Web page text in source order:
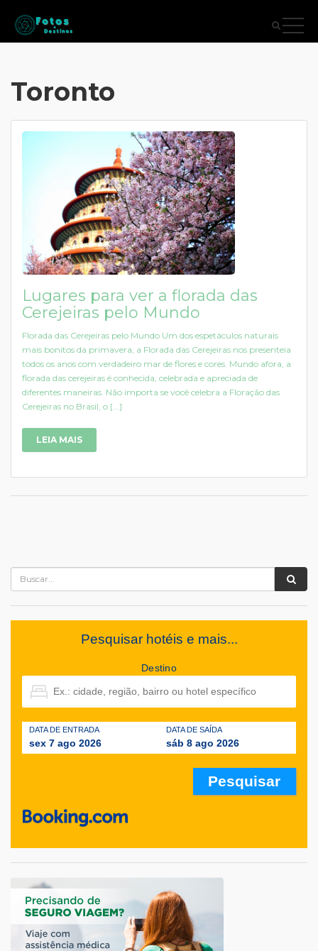
Toronto
Lugares para ver a florada das
Cerejeiras pelo Mundo
Florada das Cerejeiras pelo Mundo Um dos espetáculos naturais
mais bonitos da primavera, a Florada das Cerejeiras nos presenteia
todos os anos com verdadeiro mar de flores e cores. Mundo afora, a
florada das cerejeiras é conhecida, celebrada e apreciada de
diferentes maneiras. Não importa se você celebra a Floração das
Cerejeiras no Brasil, o [...]
LEIA MAIS
Pesquisar hotéis e mais...
Destino
DATA DE ENTRADA
sex 7 ago 2026
DATA DE SAÍDA
sáb 8 ago 2026